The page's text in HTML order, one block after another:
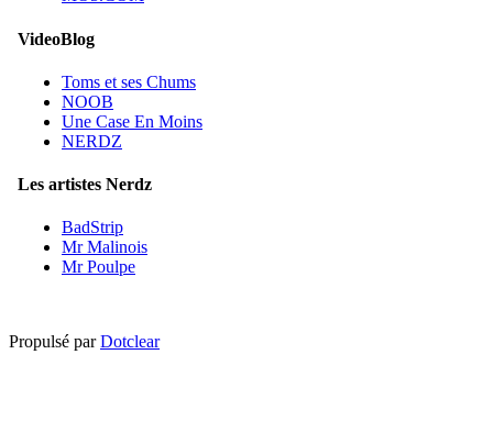
VideoBlog
Toms et ses Chums
NOOB
Une Case En Moins
NERDZ
Les artistes Nerdz
BadStrip
Mr Malinois
Mr Poulpe
Propulsé parDotclear